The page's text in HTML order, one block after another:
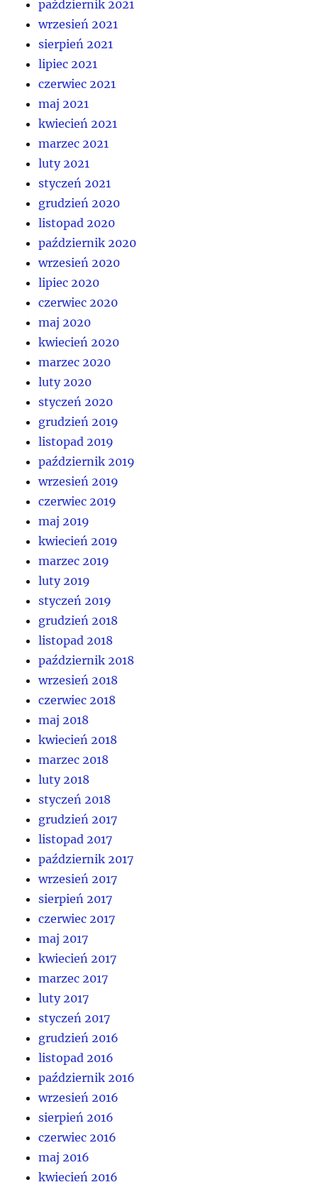
październik 2021
wrzesień 2021
sierpień 2021
lipiec 2021
czerwiec 2021
maj 2021
kwiecień 2021
marzec 2021
luty 2021
styczeń 2021
grudzień 2020
listopad 2020
październik 2020
wrzesień 2020
lipiec 2020
czerwiec 2020
maj 2020
kwiecień 2020
marzec 2020
luty 2020
styczeń 2020
grudzień 2019
listopad 2019
październik 2019
wrzesień 2019
czerwiec 2019
maj 2019
kwiecień 2019
marzec 2019
luty 2019
styczeń 2019
grudzień 2018
listopad 2018
październik 2018
wrzesień 2018
czerwiec 2018
maj 2018
kwiecień 2018
marzec 2018
luty 2018
styczeń 2018
grudzień 2017
listopad 2017
październik 2017
wrzesień 2017
sierpień 2017
czerwiec 2017
maj 2017
kwiecień 2017
marzec 2017
luty 2017
styczeń 2017
grudzień 2016
listopad 2016
październik 2016
wrzesień 2016
sierpień 2016
czerwiec 2016
maj 2016
kwiecień 2016